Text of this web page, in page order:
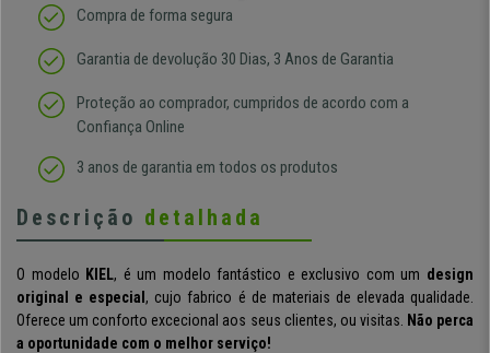
Compra de forma segura
Garantia de devolução 30 Dias, 3 Anos de Garantia
Proteção ao comprador, cumpridos de acordo com a
Confiança Online
3 anos de garantia em todos os produtos
Descrição detalhada
O modelo KIEL, é um modelo fantástico e exclusivo com um design
original e especial, cujo fabrico é de materiais de elevada qualidade.
Oferece um conforto excecional aos seus clientes, ou visitas. Não perca
a oportunidade com o melhor serviço!